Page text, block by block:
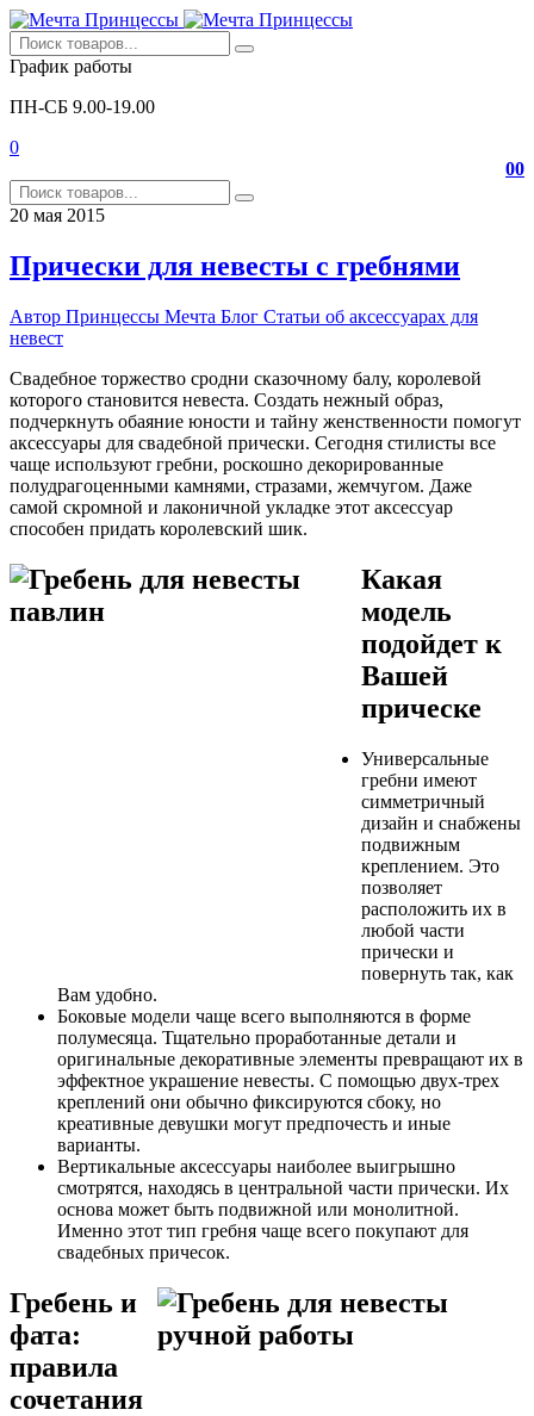
График работы
ПН-СБ 9.00-19.00
0
00
20 мая 2015
Прически для невесты с гребнями
Автор Принцессы Мечта Блог Статьи об аксессуарах для
невест
Свадебное торжество сродни сказочному балу, королевой
которого становится невеста. Создать нежный образ,
подчеркнуть обаяние юности и тайну женственности помогут
аксессуары для свадебной прически. Сегодня стилисты все
чаще используют гребни, роскошно декорированные
полудрагоценными камнями, стразами, жемчугом. Даже
самой скромной и лаконичной укладке этот аксессуар
способен придать королевский шик.
Какая
модель
подойдет к
Вашей
прическе
Универсальные
гребни имеют
симметричный
дизайн и снабжены
подвижным
креплением. Это
позволяет
расположить их в
любой части
прически и
повернуть так, как
Вам удобно.
Боковые модели чаще всего выполняются в форме
полумесяца. Тщательно проработанные детали и
оригинальные декоративные элементы превращают их в
эффектное украшение невесты. С помощью двух-трех
креплений они обычно фиксируются сбоку, но
креативные девушки могут предпочесть и иные
варианты.
Вертикальные аксессуары наиболее выигрышно
смотрятся, находясь в центральной части прически. Их
основа может быть подвижной или монолитной.
Именно этот тип гребня чаще всего покупают для
свадебных причесок.
Гребень и
фата:
правила
сочетания